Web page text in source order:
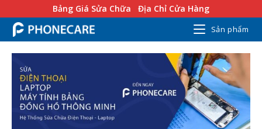
Bảng Giá Sửa Chữa Địa Chỉ Cửa Hàng
Sản phẩm